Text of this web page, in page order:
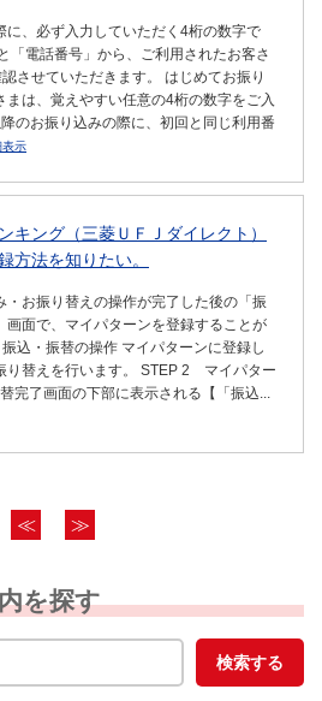
に、必ず入力していただく4桁の数字で
「電話番号」から、ご利用されたお客さ
させていただきます。 はじめてお振り
まは、覚えやすい任意の4桁の数字をご入
のお振り込みの際に、初回と同じ利用番
表示
キング（三菱ＵＦＪダイレクト）
方法を知りたい。
・お振り替えの操作が完了した後の「振
画面で、マイパターンを登録することが
込・振替の操作 マイパターンに登録し
り替えを行います。 STEP 2 マイパター
完了画面の下部に表示される【「振込...
≪ ≫
を探す